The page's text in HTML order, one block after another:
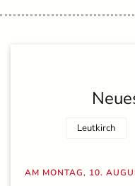
Leutkirch
AM MONTAG, 10.